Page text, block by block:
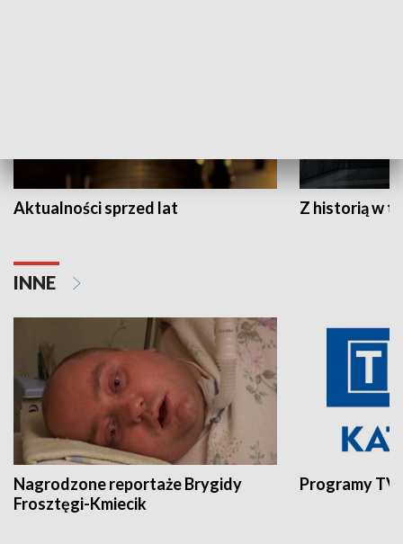
Aktualności sprzed lat Z historią w
INNE
Nagrodzone reportaże Brygidy
Frosztęgi-Kmiecik
Programy